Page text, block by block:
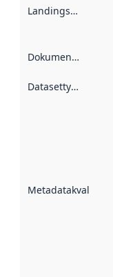
Landingsside
Dokumentasjon
Datasettype
Metadatakvalitet